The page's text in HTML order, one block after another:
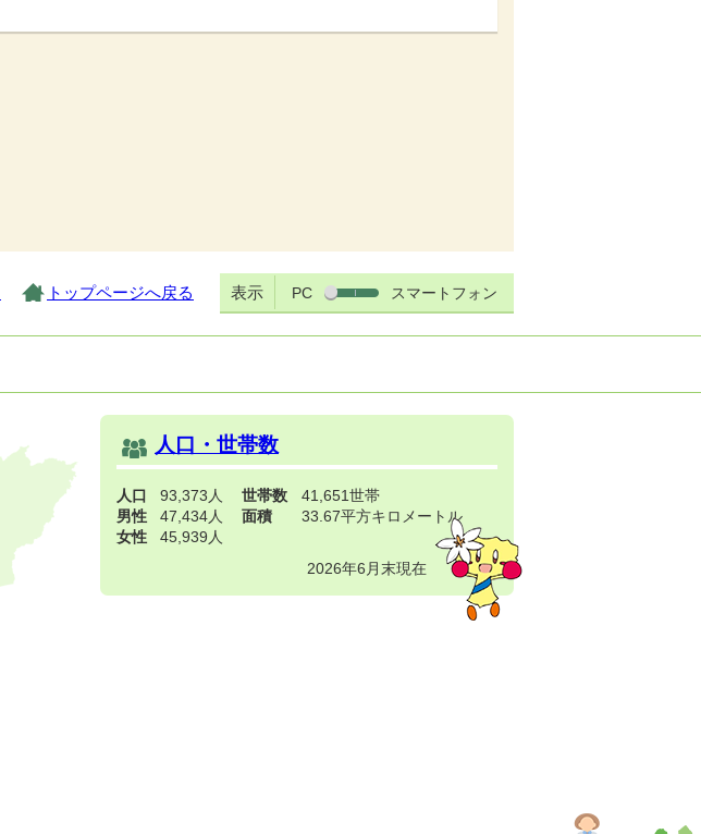
トップページへ戻る 表示 PC スマートフォン
人口・世帯数
人口
93,373人
男性
47,434人
女性
45,939人
世帯数
41,651世帯
面積
33.67平方キロメートル
2026年6月末現在